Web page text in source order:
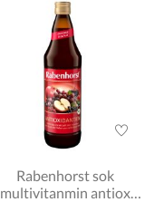
Rabenhorst sok
multivitanmin antiox